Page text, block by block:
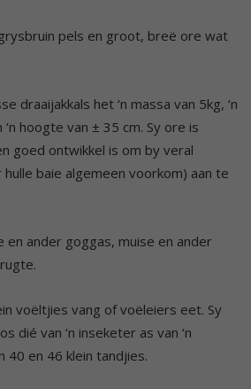
pels en groot, breë ore wat
draaijakkals het ‘n massa van 5kg, ‘n
hoogte van ± 35 cm. Sy ore is
goed ontwikkel is om by veral
baie algemeen voorkom) aan te
en ander goggas, muise en ander
voëltjies vang of voëleiers eet. Sy
dié van ‘n inseketer as van ‘n
en 46 klein tandjies.